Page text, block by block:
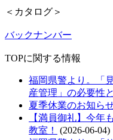
＜カタログ＞
バックナンバー
TOPに関する情報
福岡県警より。「
産管理」の必要性
夏季休業のお知ら
【満員御礼】今年
教室！
(2026-06-04)